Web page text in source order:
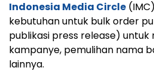
Indonesia Media Circle
kebutuhan untuk bulk order
publikasi press release) untuk
kampanye, pemulihan nama
lainnya.